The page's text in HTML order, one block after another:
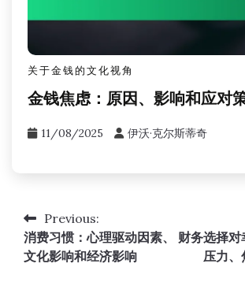
关于金钱的文化视角
金钱焦虑：原因、影响和应对
11/08/2025 伊沃·克尔斯蒂奇
Post
navigation
Previous:
消费习惯：心理驱动因素、
文化影响和经济影响
财务选择对
压力、